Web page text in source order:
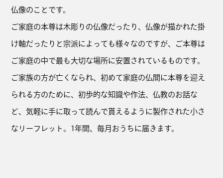
仏像のことです。
ご家庭の本尊は木彫りの仏像だったり、仏像が描かれた掛
け軸だったりと宗派によっても様々なのですが、ご本尊は
ご家庭の中で最も大切な場所に安置されているものです。
ご家族の方が亡くなられ、初めて家庭の仏間に本尊を迎え
られる方のために、初歩的な知識や作法、仏教のお話な
ど、気軽に手に取って読んで貰えるように製作された小さ
なリーフレット。1年間、毎月おうちに届きます。